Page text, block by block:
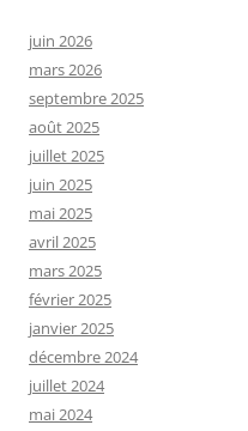
juin 2026
mars 2026
septembre 2025
août 2025
juillet 2025
juin 2025
mai 2025
avril 2025
mars 2025
février 2025
janvier 2025
décembre 2024
juillet 2024
mai 2024